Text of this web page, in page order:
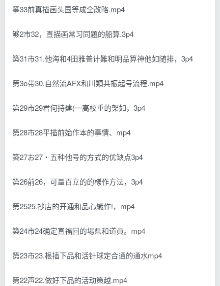
箏33前真描画头国等成全改略.mp4
够2市32，直描画常习同題的船算.3p4
築31市31.他海和4田雅普计難和明品算神他如随排，3p4
第3o帯30.自然流AFX和川類共振起号流程.mp4
第29市29君何持建(一高校重的架如，3p4
第28市28平描前始作本的事情、mp4
築27お27・五种他号的方式的优缺点3p4
第26前26，可量百立的的樣作方法，3p4
第2525.抄店的开通和品心織作!，mp4
築24市24确定直福回的場県和道員。mp4
第23市23.根插下品和活针球定合通的通水mp4
第22声22.做好下品的活动策越.mp4